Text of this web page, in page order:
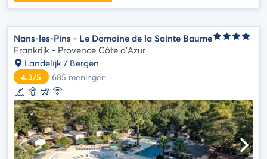
Nans-les-Pins - Le Domaine de la Sainte Baume
Frankrijk - Provence Côte d'Azur
Landelijk / Bergen
4.3/5 685 meningen